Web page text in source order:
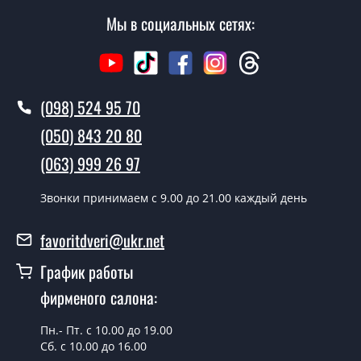
Спарта коричневая?
Стоимость установки дверей Спарта коричневая - от
Как быстро можете установить двери
Спарта коричневая?
В тот же день в течении нескольких часов, при
день.
Можно на сегодня вызвать
замерщика?
Да можно.
У вас есть в наличии готовые двери
входные?
Мы в социальных сетях:
(098) 524 95 70
(050) 843 20 80
(063) 999 26 97
Звонки принимаем c 9.00 до 21.00 каждый день
favoritdveri@ukr.net
График работы
фирменого салона:
Пн.- Пт. с 10.00 до 19.00
Сб. с 10.00 до 16.00